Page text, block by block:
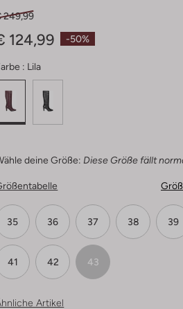
-50%
249,99
124,99
: Lila
deine Größe: Diese Größe fällt
35 36 37 38 39
41 42 43
Artikel